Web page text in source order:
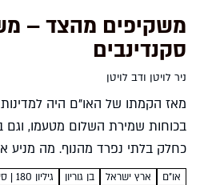
משקיפים מהצד –
סקנדינבים
ניר לויטן ודב לויטן
מאז הקמתו של האו"ם היה למדינות
בכוחות שמירת השלום מטעמו, וגם
כחלק בלתי נפרד מהנוף. מה מניע
הכחולות לשבת על הגדר? ניר לויטן
או"ם ארץ ישראל בן גוריון גיליון 180 | סיון תשפ”ה